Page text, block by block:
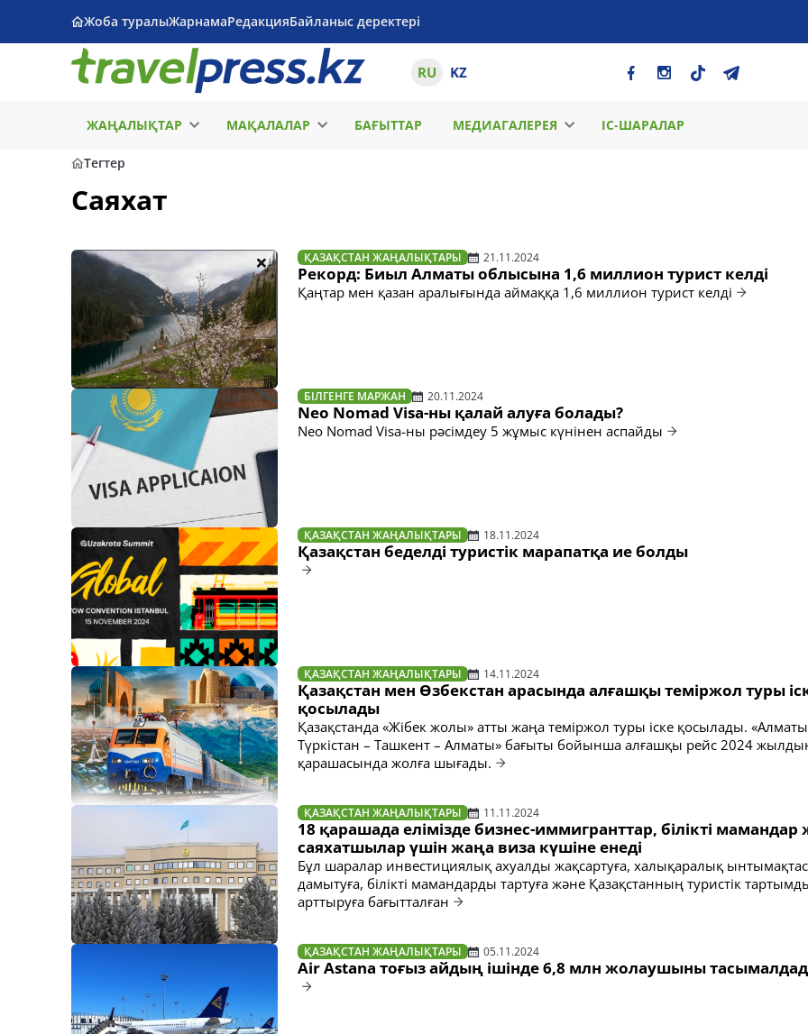
Жоба туралыЖарнамаРедакцияБайланыс деректері
RU KZ
ЖАҢАЛЫҚТАР МАҚАЛАЛАР БАҒЫТТАР МЕДИАГАЛЕРЕЯ ІС-ШАРАЛАР
Тегтер
Саяхат
ҚАЗАҚСТАН ЖАҢАЛЫҚТАРЫ 21.11.2024
Рекорд: Биыл Алматы облысына 1,6 миллион турист келді
Қаңтар мен қазан аралығында аймаққа 1,6 миллион турист келді
БІЛГЕНГЕ МАРЖАН 20.11.2024
Neo Nomad Visa-ны қалай алуға болады?
Neo Nomad Visa-ны рәсімдеу 5 жұмыс күнінен аспайды
ҚАЗАҚСТАН ЖАҢАЛЫҚТАРЫ 18.11.2024
Қазақстан беделді туристік марапатқа ие болды
ҚАЗАҚСТАН ЖАҢАЛЫҚТАРЫ 14.11.2024
Қазақстан мен Өзбекстан арасында алғашқы теміржол туры
қосылады
Қазақстанда «Жібек жолы» атты жаңа теміржол туры іске қосылады.
Түркістан – Ташкент – Алматы» бағыты бойынша алғашқы рейс 2024
қарашасында жолға шығады.
ҚАЗАҚСТАН ЖАҢАЛЫҚТАРЫ 11.11.2024
18 қарашада елімізде бизнес-иммигранттар, білікті мамандар
саяхатшылар үшін жаңа виза күшіне енеді
Бұл шаралар инвестициялық ахуалды жақсартуға, халықаралық
дамытуға, білікті мамандарды тартуға және Қазақстанның туристік
арттыруға бағытталған
ҚАЗАҚСТАН ЖАҢАЛЫҚТАРЫ 05.11.2024
Air Astana тоғыз айдың ішінде 6,8 млн жолаушыны